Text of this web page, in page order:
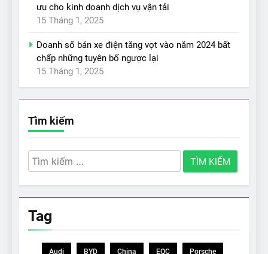
ưu cho kinh doanh dịch vụ vận tải
15 Tháng 1, 2025
Doanh số bán xe điện tăng vọt vào năm 2024 bất
chấp những tuyên bố ngược lại
15 Tháng 1, 2025
Tìm kiếm
Tìm
kiếm
Tag
Audi BYD China EQC Porsche